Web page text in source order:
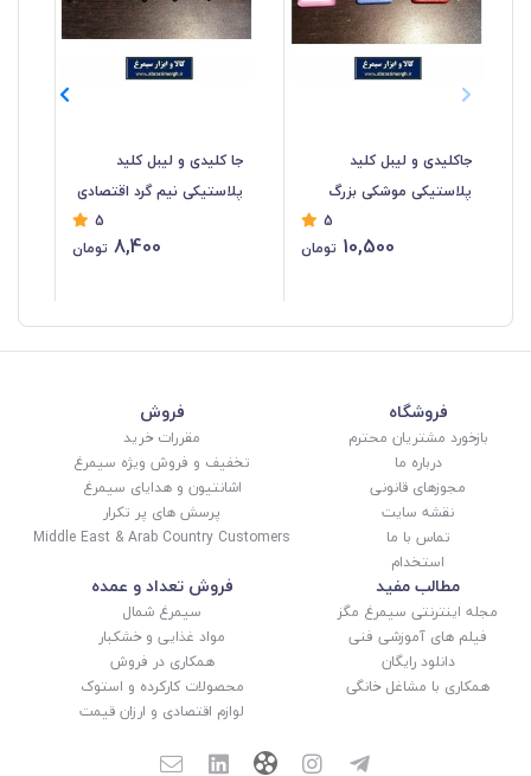
جاکلیدی و لیبل کلید
پلاستیکی موشکی بزرگ
5
10,500 تومان
جا کلیدی و لیبل کلید
پلاستیکی نیم گرد اقتصادی
5
8,400 تومان
فروشگاه
بازخورد مشتریان محترم
درباره ما
مجوزهای قانونی
نقشه سایت
تماس با ما
استخدام
فروش
مقررات خرید
تخفیف و فروش ویژه سیمرغ
اشانتیون و هدایای سیمرغ
پرسش های پر تکرار
Middle East & Arab Country Customers
مطالب مفید
مجله اینترنتی سیمرغ مگز
فیلم های آموزشی فنی
دانلود رایگان
همکاری با مشاغل خانگی
فروش تعداد و عمده
سیمرغ شمال
مواد غذایی و خشکبار
همکاری در فروش
محصولات کارکرده و استوک
لوازم اقتصادی و ارزان قیمت